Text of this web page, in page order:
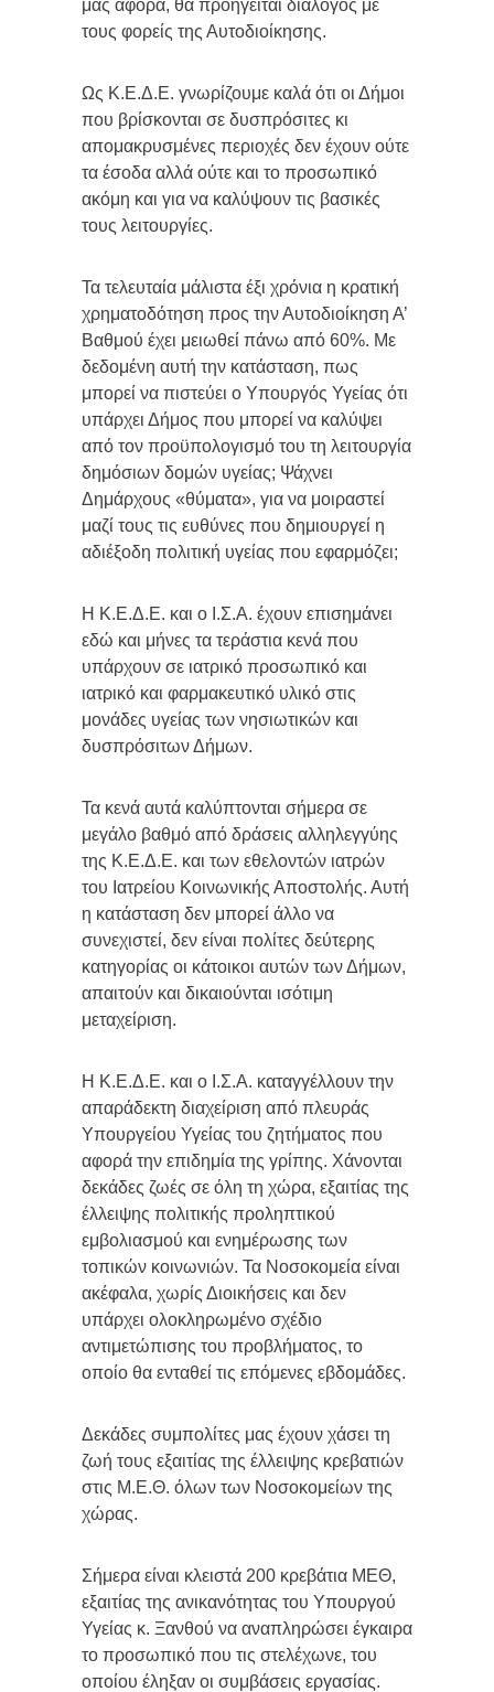
μας αφορά, θα προηγείται διάλογος με
τους φορείς της Αυτοδιοίκησης.
Ως Κ.Ε.Δ.Ε. γνωρίζουμε καλά ότι οι Δήμοι
που βρίσκονται σε δυσπρόσιτες κι
απομακρυσμένες περιοχές δεν έχουν ούτε
τα έσοδα αλλά ούτε και το προσωπικό
ακόμη και για να καλύψουν τις βασικές
τους λειτουργίες.
Τα τελευταία μάλιστα έξι χρόνια η κρατική
χρηματοδότηση προς την Αυτοδιοίκηση Α’
Βαθμού έχει μειωθεί πάνω από 60%. Με
δεδομένη αυτή την κατάσταση, πως
μπορεί να πιστεύει ο Υπουργός Υγείας ότι
υπάρχει Δήμος που μπορεί να καλύψει
από τον προϋπολογισμό του τη λειτουργία
δημόσιων δομών υγείας; Ψάχνει
Δημάρχους «θύματα», για να μοιραστεί
μαζί τους τις ευθύνες που δημιουργεί η
αδιέξοδη πολιτική υγείας που εφαρμόζει;
Η Κ.Ε.Δ.Ε. και ο Ι.Σ.Α. έχουν επισημάνει
εδώ και μήνες τα τεράστια κενά που
υπάρχουν σε ιατρικό προσωπικό και
ιατρικό και φαρμακευτικό υλικό στις
μονάδες υγείας των νησιωτικών και
δυσπρόσιτων Δήμων.
Τα κενά αυτά καλύπτονται σήμερα σε
μεγάλο βαθμό από δράσεις αλληλεγγύης
της Κ.Ε.Δ.Ε. και των εθελοντών ιατρών
του Ιατρείου Κοινωνικής Αποστολής. Αυτή
η κατάσταση δεν μπορεί άλλο να
συνεχιστεί, δεν είναι πολίτες δεύτερης
κατηγορίας οι κάτοικοι αυτών των Δήμων,
απαιτούν και δικαιούνται ισότιμη
μεταχείριση.
Η Κ.Ε.Δ.Ε. και ο Ι.Σ.Α. καταγγέλλουν την
απαράδεκτη διαχείριση από πλευράς
Υπουργείου Υγείας του ζητήματος που
αφορά την επιδημία της γρίπης. Χάνονται
δεκάδες ζωές σε όλη τη χώρα, εξαιτίας της
έλλειψης πολιτικής προληπτικού
εμβολιασμού και ενημέρωσης των
τοπικών κοινωνιών. Τα Νοσοκομεία είναι
ακέφαλα, χωρίς Διοικήσεις και δεν
υπάρχει ολοκληρωμένο σχέδιο
αντιμετώπισης του προβλήματος, το
οποίο θα ενταθεί τις επόμενες εβδομάδες.
Δεκάδες συμπολίτες μας έχουν χάσει τη
ζωή τους εξαιτίας της έλλειψης κρεβατιών
στις Μ.Ε.Θ. όλων των Νοσοκομείων της
χώρας.
Σήμερα είναι κλειστά 200 κρεβάτια ΜΕΘ,
εξαιτίας της ανικανότητας του Υπουργού
Υγείας κ. Ξανθού να αναπληρώσει έγκαιρα
το προσωπικό που τις στελέχωνε, του
οποίου έληξαν οι συμβάσεις εργασίας.